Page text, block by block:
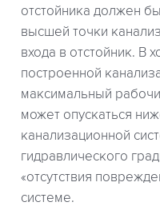
отстойника должен
высшей точки
входа в отстойник. В
построенной
максимальный
может опускаться
канализационной
гидравлического
«отсутствия
системе.